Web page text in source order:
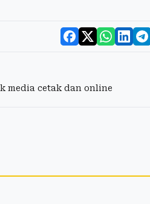
media cetak dan online